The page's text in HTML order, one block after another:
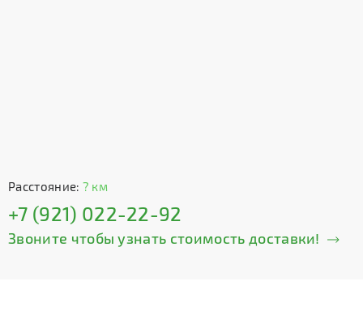
Расстояние: ? км
+7 (921) 022-22-92
Звоните чтобы узнать стоимость доставки!